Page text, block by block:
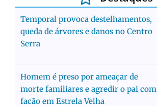
Temporal provoca destelhamentos,
queda de árvores e danos no Centro
Serra
Homem é preso por ameaçar de
morte familiares e agredir o pai com
facão em Estrela Velha